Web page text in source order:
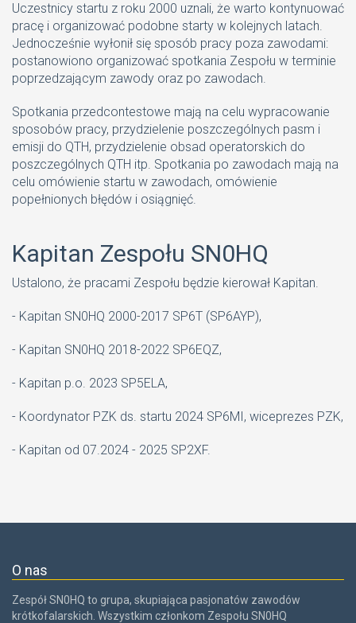
Uczestnicy startu z roku 2000 uznali, że warto kontynuować
pracę i organizować podobne starty w kolejnych latach.
Jednocześnie wyłonił się sposób pracy poza zawodami:
postanowiono organizować spotkania Zespołu w terminie
poprzedzającym zawody oraz po zawodach.
Spotkania przedcontestowe mają na celu wypracowanie
sposobów pracy, przydzielenie poszczególnych pasm i
emisji do QTH, przydzielenie obsad operatorskich do
poszczególnych QTH itp. Spotkania po zawodach mają na
celu omówienie startu w zawodach, omówienie
popełnionych błędów i osiągnięć.
Kapitan Zespołu SN0HQ
Ustalono, że pracami Zespołu będzie kierował Kapitan.
- Kapitan SN0HQ 2000-2017 SP6T (SP6AYP),
- Kapitan SN0HQ 2018-2022 SP6EQZ,
- Kapitan p.o. 2023 SP5ELA,
- Koordynator PZK ds. startu 2024 SP6MI, wiceprezes PZK,
- Kapitan od 07.2024 - 2025 SP2XF.
O nas
Zespół SN0HQ to grupa, skupiająca pasjonatów zawodów
krótkofalarskich. Wszystkim członkom Zespołu SN0HQ